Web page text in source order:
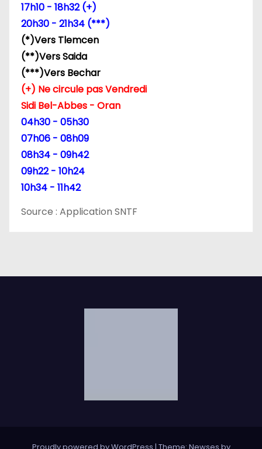
17h10 - 18h32 (+)
20h30 - 21h34 (***)
(*)Vers Tlemcen
(**)Vers Saida
(***)Vers Bechar
(+) Ne circule pas Vendredi
Sidi Bel-Abbes - Oran
04h30 - 05h30
07h06 - 08h09
08h34 - 09h42
09h22 - 10h24
10h34 - 11h42
Source : Application SNTF